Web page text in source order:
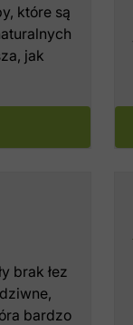
które są
jak
brak łez
bardzo